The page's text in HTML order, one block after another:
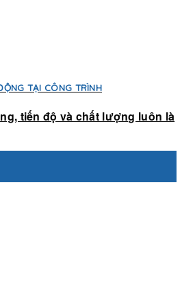
TẠI CÔNG TRÌNH
tiến độ và chất lượng luôn là